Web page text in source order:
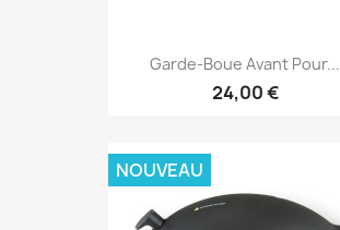
Garde-Boue Avant Pour...
24,00 €
NOUVEAU